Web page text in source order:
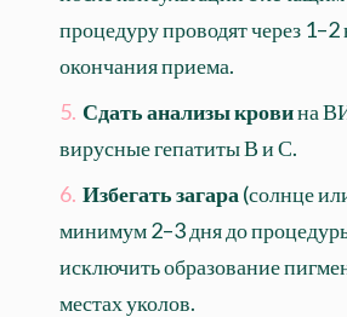
процедуру проводят через 1–2
окончания приема.
Сдать анализы кровина
вирусные гепатиты В и С.
Избегать загара (солнце
минимум 2–3 дня до
исключить образование
местах уколов.